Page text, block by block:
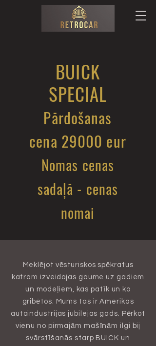
BUICK
SPECIAL
Pārdošanas
cena 29000 eur
Nomas cenas
sadaļā - cenas
nomai
Meklējot vēsturiskos spēkratus
katram izveidojas gaume uz gadiem
un modeļiem, kas patīk un ko
gribētos. Mums tas ir Amerikas
autoindustrijas jubilejas gads. Pērkot
vienu no pirmajām mašīnām ilgi bij
svārstīšanās starp BUICK un